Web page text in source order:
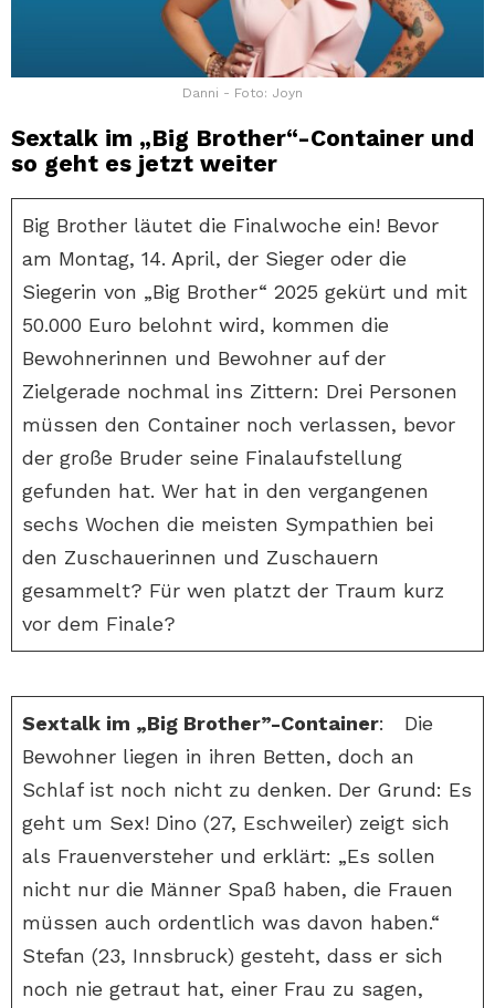
Danni - Foto: Joyn
Sextalk im „Big Brother“-Container und
so geht es jetzt weiter
Big Brother läutet die Finalwoche ein! Bevor
am Montag, 14. April, der Sieger oder die
Siegerin von „Big Brother“ 2025 gekürt und mit
50.000 Euro belohnt wird, kommen die
Bewohnerinnen und Bewohner auf der
Zielgerade nochmal ins Zittern: Drei Personen
müssen den Container noch verlassen, bevor
der große Bruder seine Finalaufstellung
gefunden hat. Wer hat in den vergangenen
sechs Wochen die meisten Sympathien bei
den Zuschauerinnen und Zuschauern
gesammelt? Für wen platzt der Traum kurz
vor dem Finale?
Sextalk im „Big Brother”-Container: Die
Bewohner liegen in ihren Betten, doch an
Schlaf ist noch nicht zu denken. Der Grund: Es
geht um Sex! Dino (27, Eschweiler) zeigt sich
als Frauenversteher und erklärt: „Es sollen
nicht nur die Männer Spaß haben, die Frauen
müssen auch ordentlich was davon haben.“
Stefan (23, Innsbruck) gesteht, dass er sich
noch nie getraut hat, einer Frau zu sagen,